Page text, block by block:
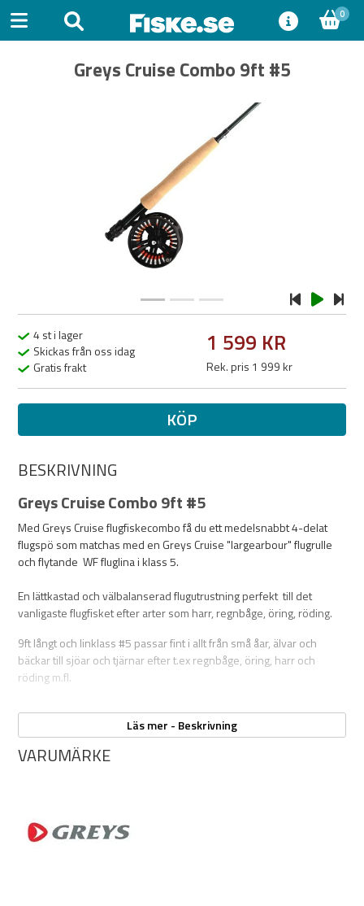
0
Greys Cruise Combo 9ft #5
4 st i lager
Skickas från oss idag
Gratis frakt
1 599 KR
Rek. pris 1 999 kr
KÖP
BESKRIVNING
Greys Cruise Combo 9ft #5
Med Greys Cruise flugfiskecombo få du ett medelsnabbt 4-delat
flugspö som matchas med en Greys Cruise "largearbour"flugrulle
och flytande WF fluglina i klass 5.
En lättkastad och välbalanserad flugutrustning perfekt till det
vanligaste flugfisket efter arter som harr, regnbåge, öring, röding.
9ft långt och linklass #5 passar fint i allt från små åar, älvar och
bäckar till sjöar och tjärnarefter t.ex regnbåge, öring, harr och
röding m.fl.
Längd: 9ft
4-delad
Högkvalitativ konstruktion
Rulon skivbromssystem
Läs mer - Beskrivning
VARUMÄRKE